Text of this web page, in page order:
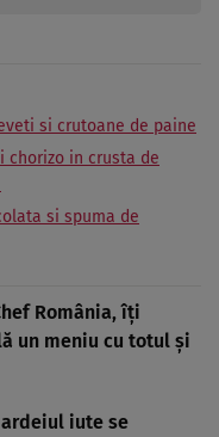
si crutoane de paine
chorizo in crusta de
si spuma de
România, îţi
un meniu cu totul şi
iute se